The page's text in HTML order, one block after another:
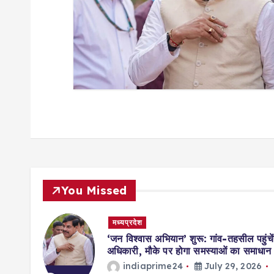
You Missed
मध्यप्रदेश
‘जन विश्वास अभियान’ शुरू: गांव-तहसील
अधिकारी, मौके पर होगा समस्याओं का समाधान
indiaprime24
July 29, 2026